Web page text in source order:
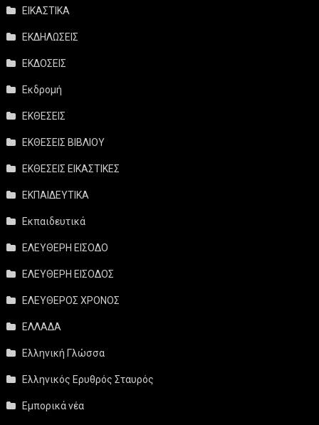
ΕΙΚΑΣΤΙΚΑ
ΕΚΔΗΛΩΣΕΙΣ
ΕΚΔΟΣΕΙΣ
Εκδρομή
ΕΚΘΕΣΕΙΣ
ΕΚΘΕΣΕΙΣ ΒΙΒΛΙΟΥ
ΕΚΘΕΣΕΙΣ ΕΙΚΑΣΤΙΚΕΣ
ΕΚΠΑΙΔΕΥΤΙΚΑ
Εκπαιδευτικά
ΕΛΕΥΘΕΡΗ ΕΙΣΟΔΟ
ΕΛΕΥΘΕΡΗ ΕΙΣΟΔΟΣ
ΕΛΕΥΘΕΡΟΣ ΧΡΟΝΟΣ
ΕΛΛΑΔΑ
Ελληνική Γλώσσα
Ελληνικός Ερυθρός Σταυρός
Εμπορικά νέα